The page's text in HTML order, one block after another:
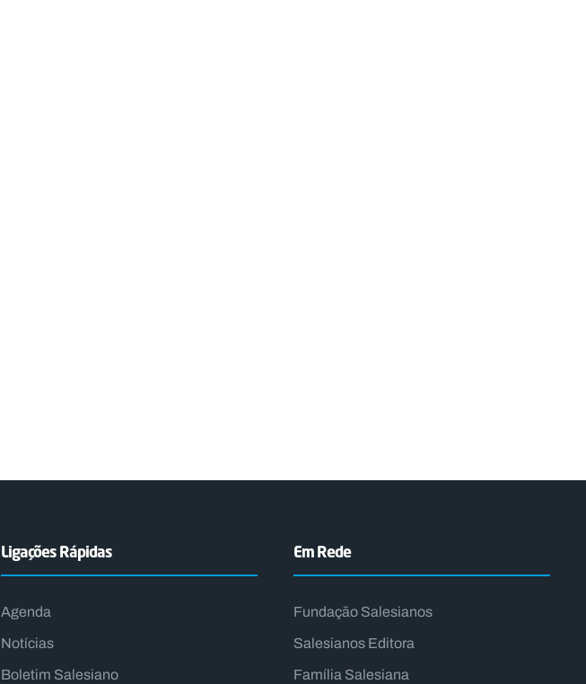
Ligações Rápidas
Agenda
Notícias
Boletim Salesiano
Em Rede
Fundação Salesianos
Salesianos Editora
Família Salesiana